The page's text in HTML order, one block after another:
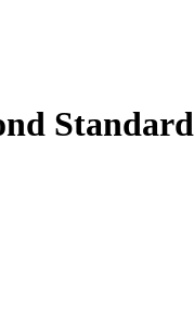
Standard